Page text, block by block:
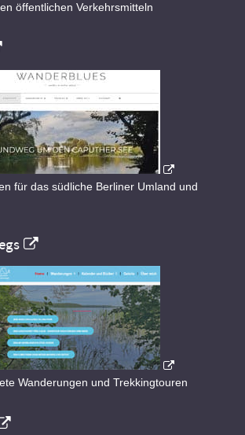
öffentlichen Verkehrsmitteln
für das südliche Berliner Umland und
Wanderungen und Trekkingtouren